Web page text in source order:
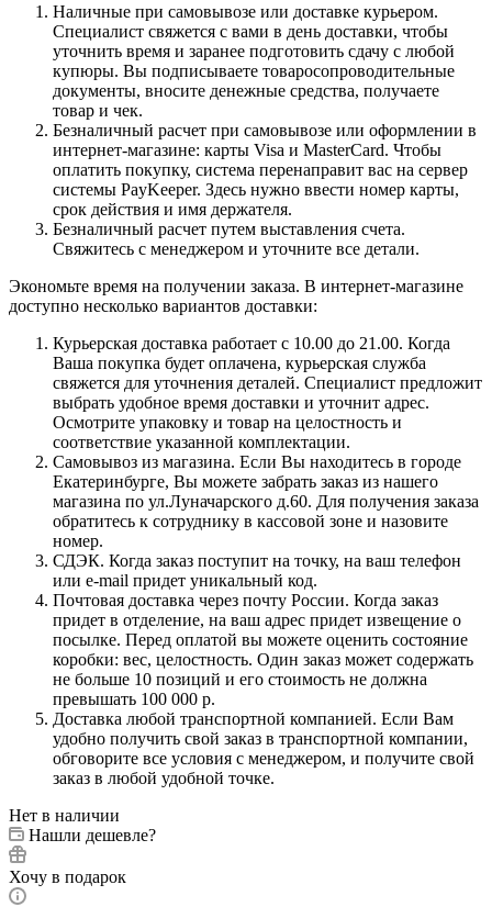
Наличные при самовывозе или доставке курьером.
Специалист свяжется с вами в день доставки, чтобы
уточнить время и заранее подготовить сдачу с любой
купюры. Вы подписываете товаросопроводительные
документы, вносите денежные средства, получаете
товар и чек.
Безналичный расчет при самовывозе или оформлении в
интернет-магазине: карты Visa и MasterCard. Чтобы
оплатить покупку, система перенаправит вас на сервер
системы PayKeeper. Здесь нужно ввести номер карты,
срок действия и имя держателя.
Безналичный расчет путем выставления счета.
Свяжитесь с менеджером и уточните все детали.
Экономьте время на получении заказа. В интернет-магазине
доступно несколько вариантов доставки:
Курьерская доставка работает с 10.00 до 21.00. Когда
Ваша покупка будет оплачена, курьерская служба
свяжется для уточнения деталей. Специалист предложит
выбрать удобное время доставки и уточнит адрес.
Осмотрите упаковку и товар на целостность и
соответствие указанной комплектации.
Самовывоз из магазина. Если Вы находитесь в городе
Екатеринбурге, Вы можете забрать заказ из нашего
магазина по ул.Луначарского д.60. Для получения заказа
обратитесь к сотруднику в кассовой зоне и назовите
номер.
СДЭК. Когда заказ поступит на точку, на ваш телефон
или e-mail придет уникальный код.
Почтовая доставка через почту России. Когда заказ
придет в отделение, на ваш адрес придет извещение о
посылке. Перед оплатой вы можете оценить состояние
коробки: вес, целостность. Один заказ может содержать
не больше 10 позиций и его стоимость не должна
превышать 100 000 р.
Доставка любой транспортной компанией. Если Вам
удобно получить свой заказ в транспортной компании,
обговорите все условия с менеджером, и получите свой
заказ в любой удобной точке.
Нет в наличии
Нашли дешевле?
Хочу в подарок